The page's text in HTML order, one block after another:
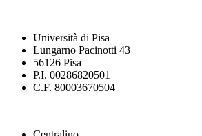
Università di Pisa
Lungarno Pacinotti 43
56126 Pisa
P.I. 00286820501
C.F. 80003670504